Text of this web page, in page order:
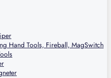
Hand Tools, Fireball, MagSwitch